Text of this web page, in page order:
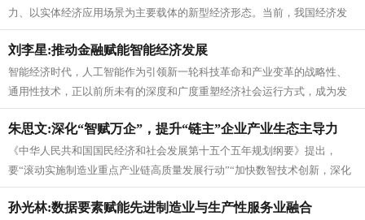
力、以实体经济应用场景为主要载体的新型经济形态。当前，我国经济发
展正处于结构优化和动能转换的关键阶...
刘李星:推动金融赋能智能经济发展
智能经济时代，人工智能作为引领新一轮科技革命和产业变革的战略性、
通用性技术，正以前所未有的深度和广度重塑经济社会运行方式，成为发
展新质生产力的重要引擎。2025...
朱思文:深化“智赋万企”，提升“链主”企业产业生态主导力
《中华人民共和国国民经济和社会发展第十五个五年规划纲要》提出，
要“滚动实施制造业重点产业链高质量发展行动”“加快数智技术创新，深化
拓展‘人工智能+’”。2017...
孙光林:数据要素赋能先进制造业与生产性服务业融合